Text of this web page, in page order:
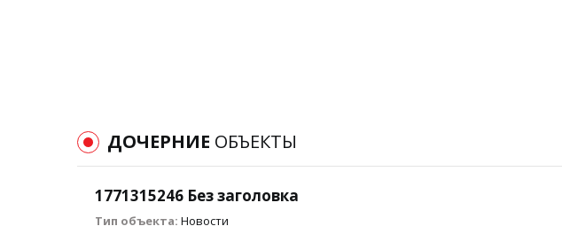
ДОЧЕРНИЕ ОБЪЕКТЫ
1771315246 Без заголовка
Тип объекта: Новости